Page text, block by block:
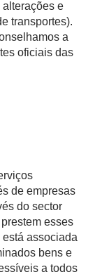
e
transportes).
a
oficiais das
de empresas
do sector
esses
associada
bens e
a todos